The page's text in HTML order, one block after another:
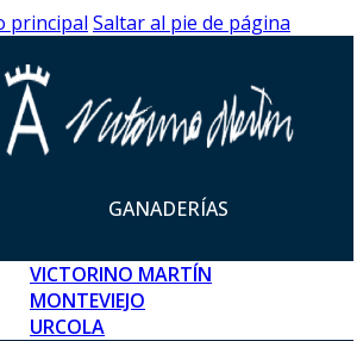
principal Saltar al pie de página
GANADERÍAS
VICTORINO MARTÍN
MONTEVIEJO
URCOLA